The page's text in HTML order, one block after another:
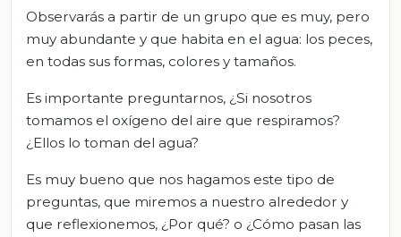
Observarás a partir de un grupo que es muy, pero
muy abundante y que habita en el agua: los peces,
en todas sus formas, colores y tamaños.
Es importante preguntarnos, ¿Si nosotros
tomamos el oxígeno del aire que respiramos?
¿Ellos lo toman del agua?
Es muy bueno que nos hagamos este tipo de
preguntas, que miremos a nuestro alrededor y
que reflexionemos, ¿Por qué? o ¿Cómo pasan las